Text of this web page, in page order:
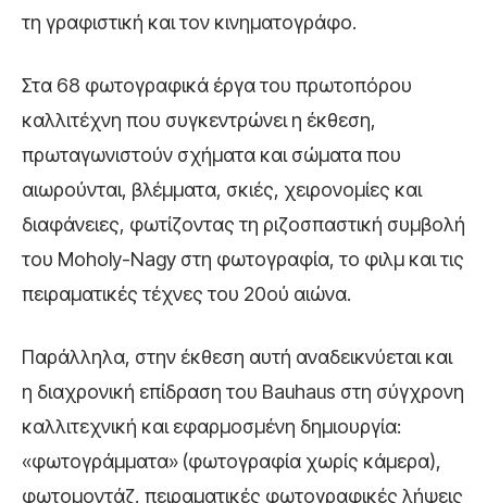
τη γραφιστική και τον κινηματογράφο.
Στα 68 φωτογραφικά έργα του πρωτοπόρου
καλλιτέχνη που συγκεντρώνει η έκθεση,
πρωταγωνιστούν σχήματα και σώματα που
αιωρούνται, βλέμματα, σκιές, χειρονομίες και
διαφάνειες, φωτίζοντας τη ριζοσπαστική συμβολή
του Moholy-Nagy στη φωτογραφία, το φιλμ και τις
πειραματικές τέχνες του 20ού αιώνα.
Παράλληλα, στην έκθεση αυτή αναδεικνύεται και
η διαχρονική επίδραση του Bauhaus στη σύγχρονη
καλλιτεχνική και εφαρμοσμένη δημιουργία:
«φωτογράμματα» (φωτογραφία χωρίς κάμερα),
φωτομοντάζ, πειραματικές φωτογραφικές λήψεις